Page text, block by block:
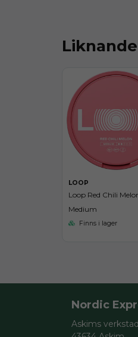
LOOP
Loop Red Chili
Medium
Finns i lager
Nordic
Askims